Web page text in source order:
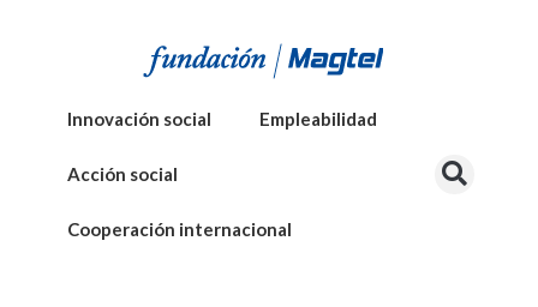
Innovación social Empleabilidad
Acción social
Cooperación internacional